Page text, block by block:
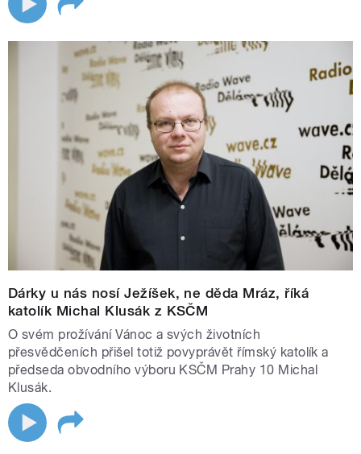
Dárky u nás nosí Ježíšek, ne děda Mráz, říká
katolík Michal Klusák z KSČM
O svém prožívání Vánoc a svých životních
přesvědčeních přišel totiž povyprávět římský katolík a
předseda obvodního výboru KSČM Prahy 10 Michal
Klusák.